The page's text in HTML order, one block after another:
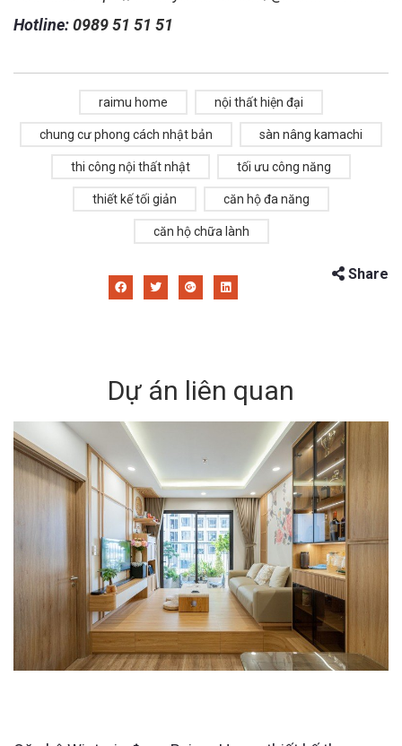
Hotline:0989 51 51 51
raimu home nội thất hiện đại
chung cư phong cách nhật bản sàn nâng kamachi
thi công nội thất nhật tối ưu công năng
thiết kế tối giản căn hộ đa năng
căn hộ chữa lành
Share
Dự án liên quan